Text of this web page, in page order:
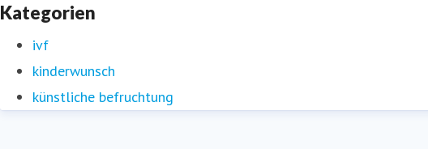
Kategorien
ivf
kinderwunsch
künstliche befruchtung